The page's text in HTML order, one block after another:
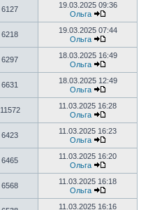
6127
19.03.2025 09:36
Ольга
6218
19.03.2025 07:44
Ольга
6297
18.03.2025 16:49
Ольга
6631
18.03.2025 12:49
Ольга
11572
11.03.2025 16:28
Ольга
6423
11.03.2025 16:23
Ольга
6465
11.03.2025 16:20
Ольга
6568
11.03.2025 16:18
Ольга
11.03.2025 16:16